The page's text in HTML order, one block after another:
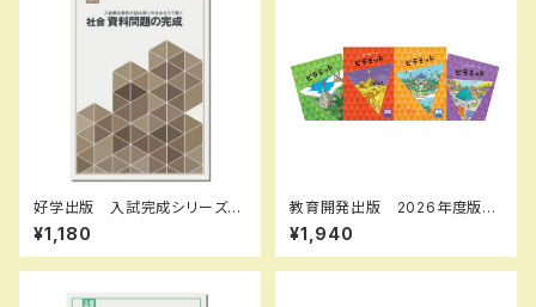
好学出版 入試完成シリーズ
社会 資料問題の完成 2026
年度版 新品完全セット ISB
N：B0CRHVR7L7 ISBN-10：
75-081
¥1,180
教育開発出版 2026年度版
ピラミッド 社会 小5，6 各
学年（選択ください） 問題集本
体と別冊解答つき 新品完全セ
¥1,940